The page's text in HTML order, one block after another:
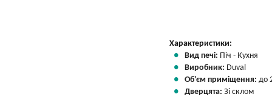
Характеристики:
Вид печі: Піч - Кухня
Виробник: Duval
Об'єм приміщення: до
Дверцята: Зі склом